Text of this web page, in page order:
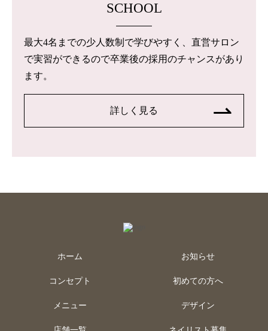
SCHOOL
最大4名までの少人数制で学びやすく、直営サロン
で実習ができるので卒業後の採用のチャンスがあり
ます。
詳しく見る
ホーム
コンセプト
メニュー
お知らせ
初めての方へ
デザイン